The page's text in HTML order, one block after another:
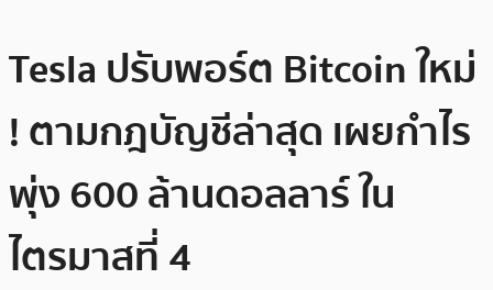
Tesla ปรับพอร์ต Bitcoin ใหม่
! ตามกฎบัญชีล่าสุด เผยกำไร
พุ่ง 600 ล้านดอลลาร์ ใน
ไตรมาสที่ 4